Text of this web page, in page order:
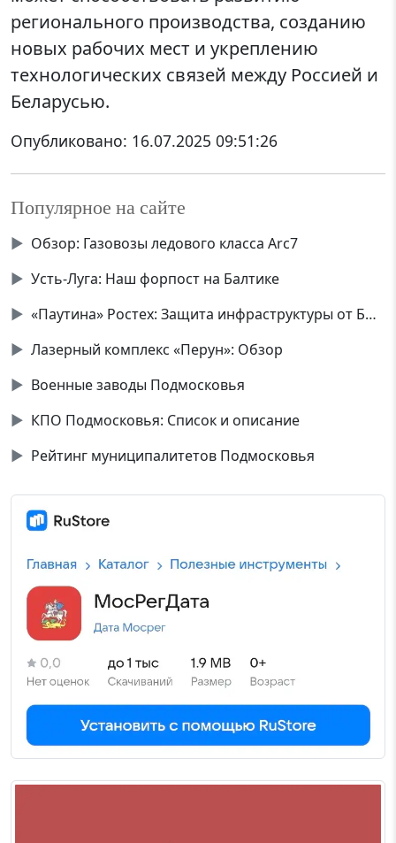
регионального производства, созданию
новых рабочих мест и укреплению
технологических связей между Россией и
Беларусью.
Опубликовано: 16.07.2025 09:51:26
Популярное на сайте
▶ Обзор: Газовозы ледового класса Аrc7
▶ Усть-Луга: Наш форпост на Балтике
▶
«Паутина» Ростех: Защита инфраструктуры от БПЛА
▶ Лазерный комплекс «Перун»: Обзор
▶ Военные заводы Подмосковья
▶ КПО Подмосковья: Список и описание
▶ Рейтинг муниципалитетов Подмосковья